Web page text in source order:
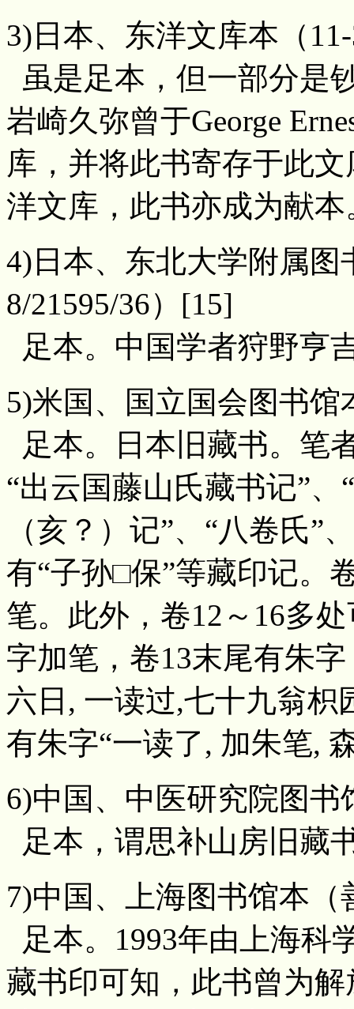
3)日本、东洋文库本（
虽是足本，但一部分是
岩崎久弥曾于George
库，并将此书寄存于此
洋文库，此书亦成为献本
4)日本、东北大学附属
8/21595/36）[15]
足本。中国学者狩野亨
5)米国、国立国会图书馆
足本。日本旧藏书。笔
“出云国藤山氏藏书记”
（亥？）记”、“八卷氏”
有“子孙□保”等藏印记。
笔。此外，卷12～16多
字加笔，卷13末尾有朱
六日, 一读过,七十九翁枳
有朱字“一读了, 加朱笔,
6)中国、中医研究院图书
足本，谓思补山房旧藏
7)中国、上海图书馆本（
足本。1993年由上海科
藏书印可知，此书曾为